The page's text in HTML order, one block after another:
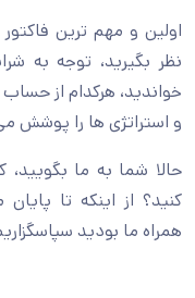
اولین و مهم ترین
نظر بگیرید، توجه به
خواندید، هرکدام از
و استراتژی ها را پوشش
حالا شما به ما
کنید؟ از اینکه تا پایان
همراه ما بودید